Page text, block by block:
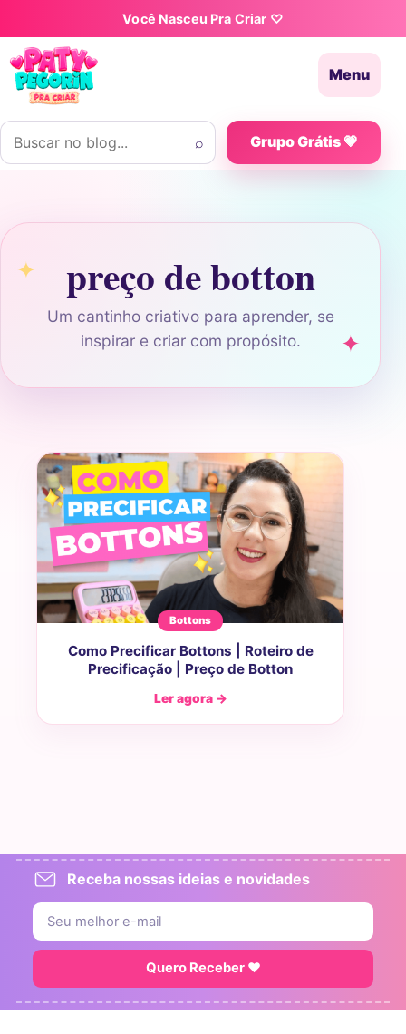
Pular para o conteúdoVocê Nasceu Pra Criar ♡
Menu
Buscar por:
⌕ Grupo Grátis 💗
preço de botton
Um cantinho criativo para aprender, se
inspirar e criar com propósito.
Bottons
Como Precificar Bottons | Roteiro de
Precificação | Preço de Botton
Ler agora →
Receba nossas ideias e novidades
Quero Receber ♥